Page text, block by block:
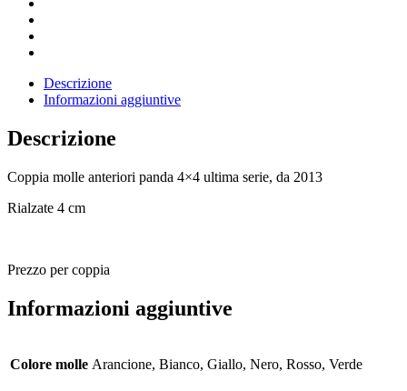
Descrizione
Informazioni aggiuntive
Descrizione
Coppia molle anteriori panda 4×4 ultima serie, da 2013
Rialzate 4 cm
Prezzo per coppia
Informazioni aggiuntive
Colore molle Arancione, Bianco, Giallo, Nero, Rosso, Verde